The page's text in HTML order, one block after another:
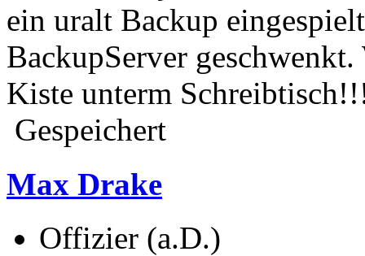
ein uralt Backup
BackupServer
Kiste unterm
Gespeichert
Max Drake
Offizier (a.D.)